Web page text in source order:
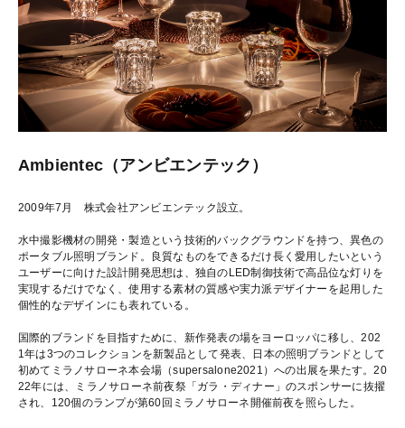
Ambientec（アンビエンテック）
2009年7月 株式会社アンビエンテック設立。
水中撮影機材の開発・製造という技術的バックグラウンドを持つ、異色の
ポータブル照明ブランド。良質なものをできるだけ長く愛用したいという
ユーザーに向けた設計開発思想は、独自のLED制御技術で高品位な灯りを
実現するだけでなく、使用する素材の質感や実力派デザイナーを起用した
個性的なデザインにも表れている。
国際的ブランドを目指すために、新作発表の場をヨーロッパに移し、202
1年は3つのコレクションを新製品として発表、日本の照明ブランドとして
初めてミラノサローネ本会場（supersalone2021）への出展を果たす。20
22年には、ミラノサローネ前夜祭「ガラ・ディナー」のスポンサーに抜擢
され、120個のランプが第60回ミラノサローネ開催前夜を照らした。